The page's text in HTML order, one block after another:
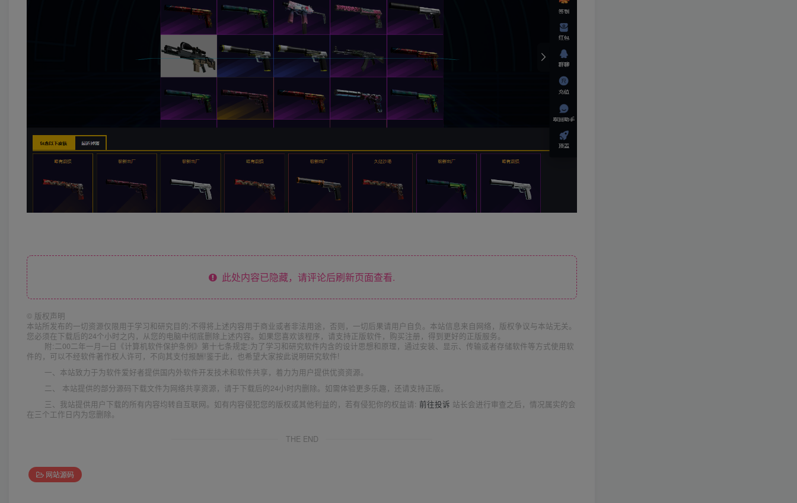
此处内容已隐藏，请评论后刷新页面查看.
© 版权声明
本站所发布的一切资源仅限用于学习和研究目的;不得将上述内容用于商业或者非法用途，否则，一切后果请用户自负。本站信息来自网络，版权争议与本站无关。
您必须在下载后的24个小时之内，从您的电脑中彻底删除上述内容。如果您喜欢该程序，请支持正版软件，购买注册，得到更好的正版服务。
附:二00二年一月一日《计算机软件保护条例》第十七条规定:为了学习和研究软件内含的设计思想和原理，通过安装、显示、传输或者存储软件等方式使用软
件的，可以不经软件著作权人许可，不向其支付报酬!鉴于此，也希望大家按此说明研究软件!
一、本站致力于为软件爱好者提供国内外软件开发技术和软件共享，着力为用户提供优资资源。
二、 本站提供的部分源码下载文件为网络共享资源，请于下载后的24小时内删除。如需体验更多乐趣，还请支持正版。
三、我站提供用户下载的所有内容均转自互联网。如有内容侵犯您的版权或其他利益的，若有侵犯你的权益请: 前往投诉 站长会进行审查之后，情况属实的会
在三个工作日内为您删除。
THE END
网站源码